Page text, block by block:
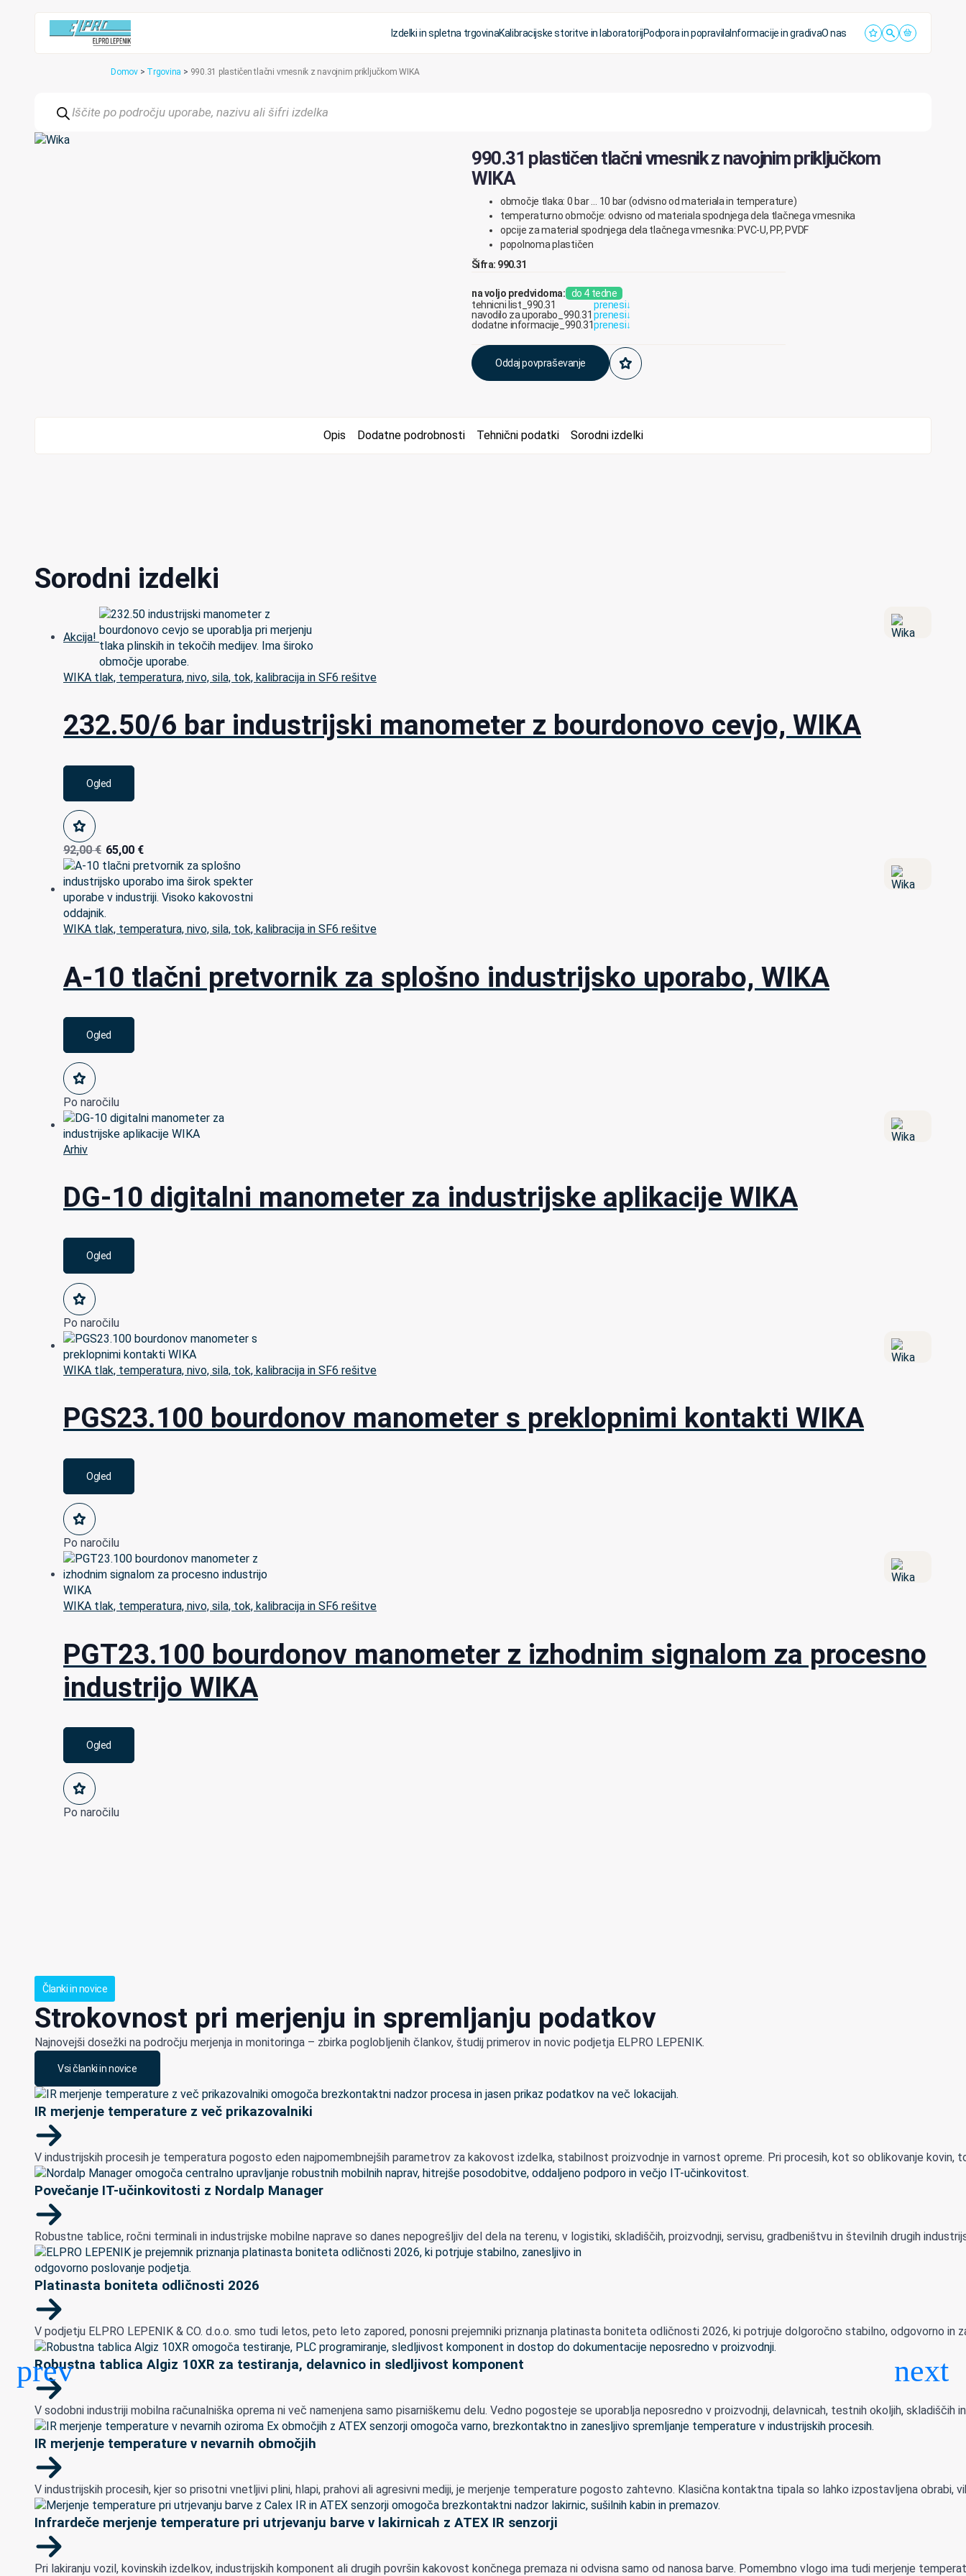
Izdelki in spletna trgovinaKalibracijske storitve in laboratorijPodpora in popravilaInformacije in gradivaO nas
Domov > Trgovina > 990.31 plastičen tlačni vmesnik z navojnim priključkom WIKA
search
990.31 plastičen tlačni vmesnik z navojnim priključkom
WIKA
območje tlaka: 0 bar … 10 bar (odvisno od materiala in temperature)
temperaturno območje: odvisno od materiala spodnjega dela tlačnega vmesnika
opcije za material spodnjega dela tlačnega vmesnika: PVC-U, PP, PVDF
popolnoma plastičen
Šifra: 990.31
na voljo predvidoma: do 4 tedne
tehnicni list_990.31
prenesi↓
navodilo za uporabo_990.31 prenesi↓
dodatne informacije_990.31prenesi↓
Oddaj povpraševanje
Opis Dodatne podrobnosti Tehnični podatki Sorodni izdelki
Sorodni izdelki
Akcija!
WIKA tlak, temperatura, nivo, sila, tok, kalibracija in SF6 rešitve
232.50/6 bar industrijski manometer z bourdonovo cevjo, WIKA
Ogled
92,00€ 65,00 €
WIKA tlak, temperatura, nivo, sila, tok, kalibracija in SF6 rešitve
A-10 tlačni pretvornik za splošno industrijsko uporabo, WIKA
Ogled
Po naročilu
Arhiv
DG-10 digitalni manometer za industrijske aplikacije WIKA
Ogled
Po naročilu
WIKA tlak, temperatura, nivo, sila, tok, kalibracija in SF6 rešitve
PGS23.100 bourdonov manometer s preklopnimi kontakti WIKA
Ogled
Po naročilu
WIKA tlak, temperatura, nivo, sila, tok, kalibracija in SF6 rešitve
PGT23.100 bourdonov manometer z izhodnim signalom za procesno
industrijo WIKA
Ogled
Po naročilu
Članki in novice
Strokovnost pri merjenju in spremljanju podatkov
Najnovejši dosežki na področju merjenja in monitoringa – zbirka poglobljenih člankov, študij primerov in novic podjetja ELPRO LEPENIK.
Vsi članki in novice
IR merjenje temperature z več prikazovalniki
V industrijskih procesih je temperatura pogosto eden najpomembnejših parametrov za kakovost izdelka, stabilnost proizvodnje in varnost opreme. Pri procesih, kot so oblikovanje kovin,
Povečanje IT-učinkovitosti z Nordalp Manager
Robustne tablice, ročni terminali in industrijske mobilne naprave so danes nepogrešljiv del dela na terenu, v logistiki, skladiščih, proizvodnji, servisu, gradbeništvu in številnih drugih
Platinasta boniteta odličnosti 2026
V podjetju ELPRO LEPENIK & CO. d.o.o. smo tudi letos, peto leto zapored, ponosni prejemniki priznanja platinasta boniteta odličnosti 2026, ki potrjuje dolgoročno stabilno, odgovorno in
Robustna tablica Algiz 10XR za testiranja, delavnico in sledljivost komponent
V sodobni industriji mobilna računalniška oprema ni več namenjena samo pisarniškemu delu. Vedno pogosteje se uporablja neposredno v proizvodnji, delavnicah, testnih okoljih, skladiščih
IR merjenje temperature v nevarnih območjih
V industrijskih procesih, kjer so prisotni vnetljivi plini, hlapi, prahovi ali agresivni mediji, je merjenje temperature pogosto zahtevno. Klasična kontaktna tipala so lahko izpostavljena obrabi,
Infrardeče merjenje temperature pri utrjevanju barve v lakirnicah z ATEX IR senzorji
Pri lakiranju vozil, kovinskih izdelkov, industrijskih komponent ali drugih površin kakovost končnega premaza ni odvisna samo od nanosa barve. Pomembno vlogo ima tudi merjenje